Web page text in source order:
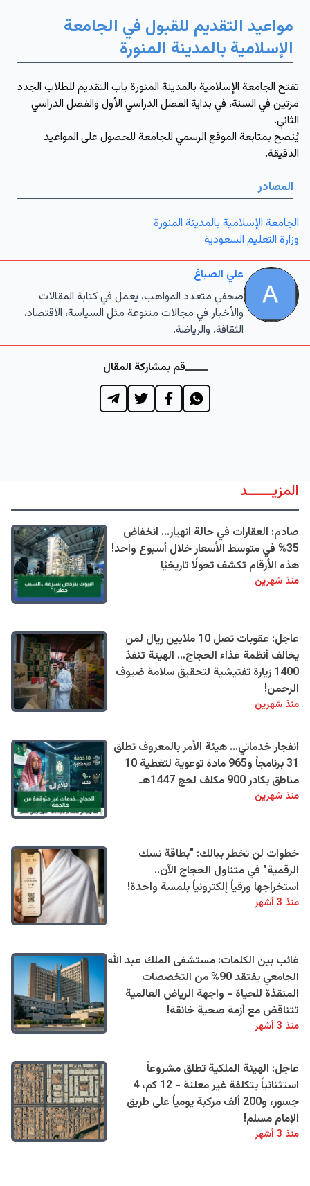
مواعيد التقديم للقبول في الجامعة
الإسلامية بالمدينة المنورة
تفتح الجامعة الإسلامية بالمدينة المنورة باب التقديم للطلاب الجدد
مرتين في السنة، في بداية الفصل الدراسي الأول والفصل الدراسي
الثاني.
يُنصح بمتابعة الموقع الرسمي للجامعة للحصول على المواعيد
الدقيقة.
المصادر
الجامعة الإسلامية بالمدينة المنورة
وزارة التعليم السعودية
علي الصباغ
صحفي متعدد المواهب، يعمل في كتابة المقالات
والأخبار في مجالات متنوعة مثل السياسة، الاقتصاد،
الثقافة، والرياضة.
قم بمشاركة المقال
المزيــــــد
صادم: العقارات في حالة انهيار... انخفاض
35% في متوسط الأسعار خلال أسبوع واحد!
هذه الأرقام تكشف تحولًا تاريخيًا
منذ شهرين
عاجل: عقوبات تصل 10 ملايين ريال لمن
يخالف أنظمة غذاء الحجاج… الهيئة تنفذ
1400 زيارة تفتيشية لتحقيق سلامة ضيوف
الرحمن!
منذ شهرين
انفجار خدماتي… هيئة الأمر بالمعروف تطلق
31 برنامجاً و965 مادة توعوية لتغطية 10
مناطق بكادر 900 مكلف لحج 1447هـ
منذ شهرين
خطوات لن تخطر ببالك: "بطاقة نسك
الرقمية" في متناول الحجاج الآن..
استخراجها ورقياً إلكترونياً بلمسة واحدة!
منذ 3 أشهر
غائب بين الكلمات: مستشفى الملك عبد الله
الجامعي يفتقد 90% من التخصصات
المنقذة للحياة - واجهة الرياض العالمية
تتناقض مع أزمة صحية خانقة!
منذ 3 أشهر
عاجل: الهيئة الملكية تطلق مشروعاً
استثنائياً بتكلفة غير معلنة - 12 كم، 4
جسور، و200 ألف مركبة يومياً على طريق
الإمام مسلم!
منذ 3 أشهر